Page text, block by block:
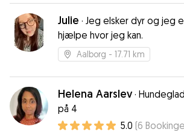
Julie · Jeg elsker dyr og jeg
hjælpe hvor jeg kan.
Aalborg - 17.71 km
Helena Aarslev ·
på 4
5.0 (6